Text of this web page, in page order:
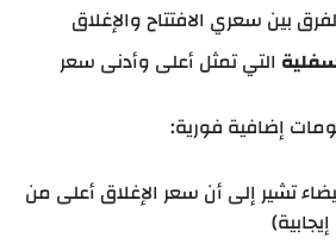
بين سعري الافتتاح والإغلاق
التي تمثل أعلى وأدنى سعر
إضافية فورية:
تشير إلى أن سعر الإغلاق أعلى من